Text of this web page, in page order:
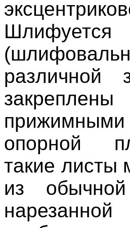
различной
опорной
такие листы
из